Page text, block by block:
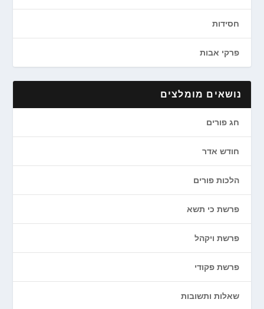
חסידות
פרקי אבות
נושאים מומלצים
חג פורים
חודש אדר
הלכות פורים
פרשת כי תשא
פרשת ויקהל
פרשת פקודי
שאלות ותשובות